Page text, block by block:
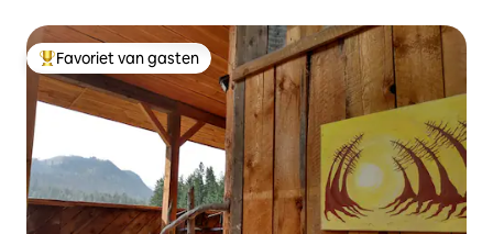
Topfavoriet van gasten
Favoriet van gasten